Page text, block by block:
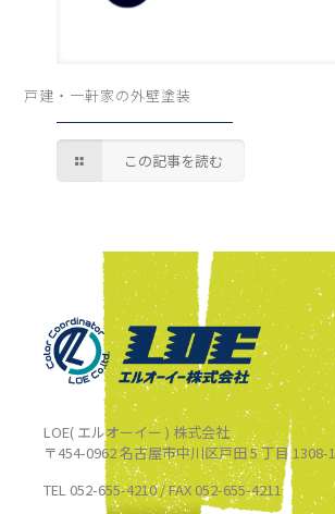
戸建・一軒家の外壁塗装
この記事を読む
LOE( エルオーイー ) 株式会社
〒454-0962 名古屋市中川区戸田 5 丁目 1308-1
TEL 052-655-4210 / FAX 052-655-4211